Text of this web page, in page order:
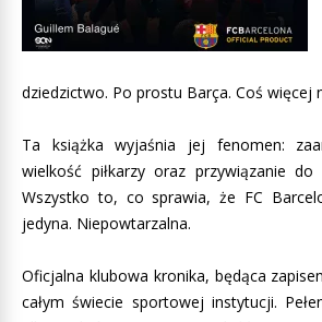
dziedzictwo. Po prostu Barça. Coś więcej
Ta książka wyjaśnia jej fenomen:
wielkość piłkarzy oraz przywiązanie do
Wszystko to, co sprawia, że FC
jedyna. Niepowtarzalna.
Oficjalna klubowa kronika, będąca
całym świecie sportowej instytucji.